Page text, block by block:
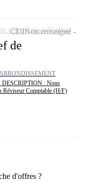
de
DESCRIPTION : Nous
Réviseur Comptable (H/F)
CDINon renseigné
offre à ma sélection
d'offres ?